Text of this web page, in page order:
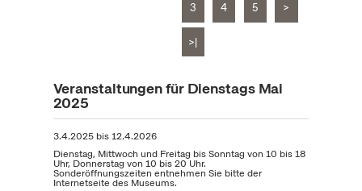
3 4 5 >
>|
Veranstaltungen für Dienstags Mai
2025
3.4.2025bis12.4.2026
Dienstag, Mittwoch und Freitag bis Sonntag von 10 bis 18
Uhr, Donnerstag von 10 bis 20 Uhr.
Sonderöffnungszeiten entnehmen Sie bitte der
Internetseite des Museums.